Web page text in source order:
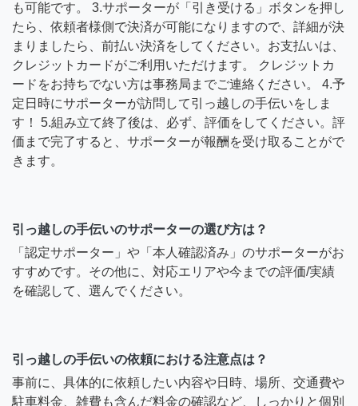
も可能です。 3.サポーターが「引き受ける」ボタンを押し
たら、依頼者様側で決済が可能になりますので、詳細が決
まりましたら、前払い決済をしてください。お支払いは、
クレジットカードがご利用いただけます。 クレジットカ
ードをお持ちでない方は事務局までご連絡ください。 4.予
定日時にサポーターが訪問して引っ越しの手伝いをしま
す！ 5.組み立て終了後は、必ず、評価をしてください。評
価まで完了すると、サポーターが報酬を受け取ることがで
きます。
引っ越しの手伝いのサポーターの選び方は？
「認定サポーター」や「本人確認済み」のサポーターがお
すすめです。その他に、対応エリアや今までの評価/実績
を確認して、選んでください。
引っ越しの手伝いの依頼における注意点は？
事前に、具体的に依頼したい内容や日時、場所、交通費や
駐車料金、雑費も含んだ料金の確認など、しっかりと個別